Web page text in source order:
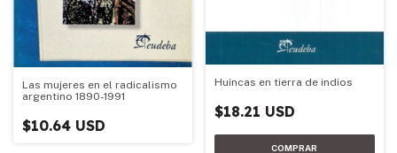
Las mujeres en el radicalismo
argentino 1890-1991
$10.64 USD
Huincas en tierra de indios
$18.21 USD